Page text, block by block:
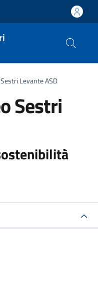
Levante ASD
Sestri